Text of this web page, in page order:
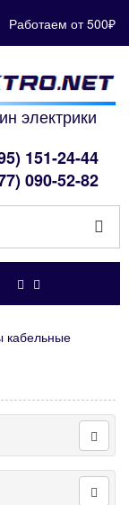
Работаем от 500₽
электрики
151-24-44
090-52-82